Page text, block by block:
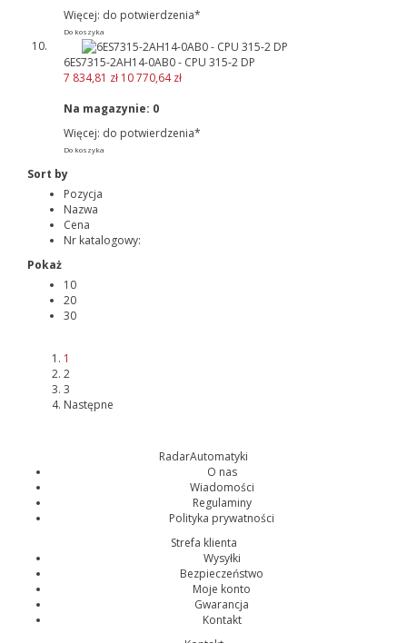
Więcej: do potwierdzenia*
Do koszyka
6ES7315-2AH14-0AB0 - CPU 315-2 DP
7 834,81 zł 10 770,64 zł
Na magazynie: 0
Więcej: do potwierdzenia*
Do koszyka
Sort by
Pozycja
Nazwa
Cena
Nr katalogowy:
Pokaż
10
20
30
1
2
3
Następne
RadarAutomatyki
O nas
Wiadomości
Regulaminy
Polityka prywatności
Strefa klienta
Wysyłki
Bezpieczeństwo
Moje konto
Gwarancja
Kontakt